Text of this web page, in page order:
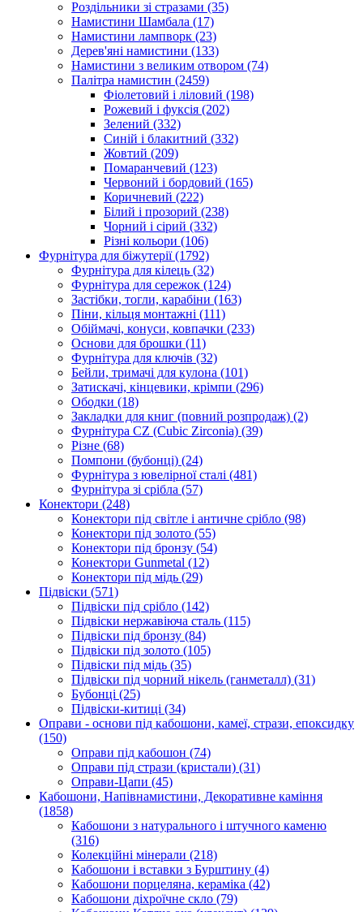
Роздільники зі стразами (35)
Намистини Шамбала (17)
Намистини лампворк (23)
Дерев'яні намистини (133)
Намистини з великим отвором (74)
Палітра намистин (2459)
Фіолетовий і ліловий (198)
Рожевий і фуксія (202)
Зелений (332)
Синій і блакитний (332)
Жовтий (209)
Помаранчевий (123)
Червоний і бордовий (165)
Коричневий (222)
Білий і прозорий (238)
Чорний і сірий (332)
Різні кольори (106)
Фурнітура для біжутерії(1792)
Фурнітура для кілець (32)
Фурнітура для сережок (124)
Застібки, тогли, карабіни (163)
Піни, кільця монтажні (111)
Обіймачі, конуси, ковпачки (233)
Основи для брошки (11)
Фурнітура для ключів (32)
Бейли, тримачі для кулона (101)
Затискачі, кінцевики, крімпи (296)
Ободки (18)
Закладки для книг (повний розпродаж) (2)
Фурнітура CZ (Cubic Zirconia) (39)
Різне (68)
Помпони (бубонці) (24)
Фурнітура з ювелірної сталі (481)
Фурнітура зі срібла (57)
Конектори (248)
Конектори під світле і античне срібло (98)
Конектори під золото (55)
Конектори під бронзу (54)
Конектори Gunmetal (12)
Конектори під мідь (29)
Підвіски (571)
Підвіски під срібло (142)
Підвіски нержавіюча сталь (115)
Підвіски під бронзу (84)
Підвіски під золото (105)
Підвіски під мідь (35)
Підвіски під чорний нікель (ганметалл) (31)
Бубонці (25)
Підвіски-китиці (34)
Оправи - основи під кабошони, камеї, стрази, епоксидку
(150)
Оправи під кабошон (74)
Оправи під стрази (кристали) (31)
Оправи-Цапи (45)
Кабошони, Напівнамистини, Декоративне каміння
(1858)
Кабошони з натурального і штучного каменю
(316)
Колекційні мінерали (218)
Кабошони і вставки з Бурштину (4)
Кабошони порцеляна, кераміка (42)
Кабошони діхроїчне скло (79)